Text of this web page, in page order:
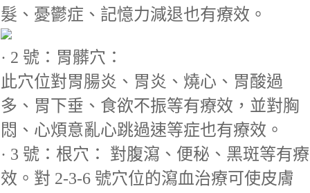
髮、憂鬱症、記憶力減退也有療效。
· 2 號：胃髒穴：
此穴位對胃腸炎、胃炎、燒心、胃酸過
多、胃下垂、食欲不振等有療效，並對胸
悶、心煩意亂心跳過速等症也有療效。
· 3 號：根穴： 對腹瀉、便秘、黑斑等有療
效。對 2-3-6 號穴位的瀉血治療可使皮膚